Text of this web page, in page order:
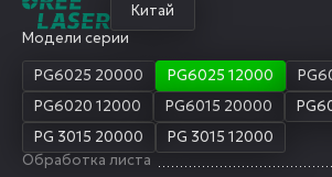
Китай
Модели серии
PG6025 20000
PG6025 12000
PG6020 12000
PG6015 20000
PG 3015 20000
PG 3015 12000
Обработка листа